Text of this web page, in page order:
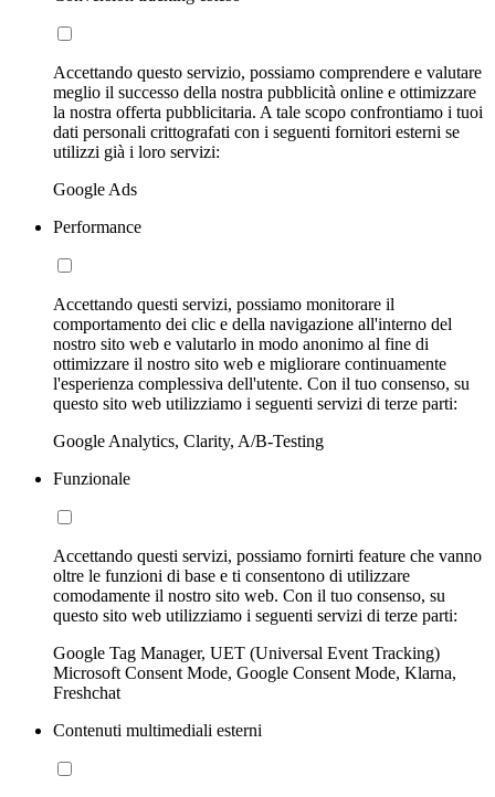
Accettando questo servizio, possiamo comprendere e valutare
meglio il successo della nostra pubblicità online e ottimizzare
la nostra offerta pubblicitaria. A tale scopo confrontiamo i tuoi
dati personali crittografati con i seguenti fornitori esterni se
utilizzi già i loro servizi:
Google Ads
Performance
Accettando questi servizi, possiamo monitorare il
comportamento dei clic e della navigazione all'interno del
nostro sito web e valutarlo in modo anonimo al fine di
ottimizzare il nostro sito web e migliorare continuamente
l'esperienza complessiva dell'utente. Con il tuo consenso, su
questo sito web utilizziamo i seguenti servizi di terze parti:
Google Analytics, Clarity, A/B-Testing
Funzionale
Accettando questi servizi, possiamo fornirti feature che vanno
oltre le funzioni di base e ti consentono di utilizzare
comodamente il nostro sito web. Con il tuo consenso, su
questo sito web utilizziamo i seguenti servizi di terze parti:
Google Tag Manager, UET (Universal Event Tracking)
Microsoft Consent Mode, Google Consent Mode, Klarna,
Freshchat
Contenuti multimediali esterni